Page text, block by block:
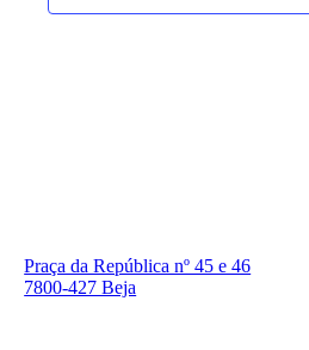
Praça da República nº 45 e 46
7800-427 Beja